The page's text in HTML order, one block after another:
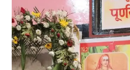
Breaking
News